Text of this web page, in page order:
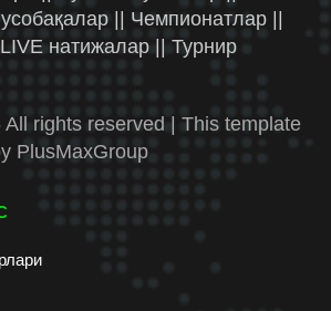
|| Чемпионатлар ||
натижалар || Турнир
All rights reserved | This template
PlusMaxGroup